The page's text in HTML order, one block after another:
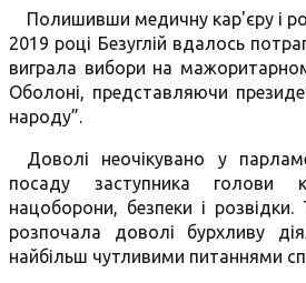
Полишивши медичну кар'єру і
2019 році Безуглій вдалось
виграла вибори на
Оболоні, представляючи
народу”.
Доволі неочікувано у
посаду заступника голови
нацоборони, безпеки і
розпочала доволі бурхливу
найбільш чутливими питаннями